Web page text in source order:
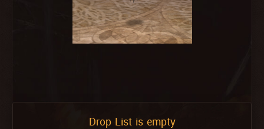
Drop List is empty